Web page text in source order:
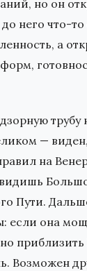
но он
него что-
а
трубу
—
на
Пути.
если она
приблизить
Возможен